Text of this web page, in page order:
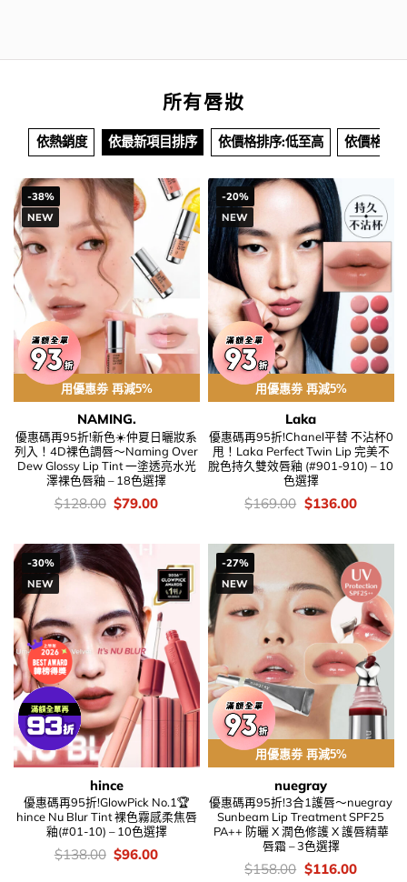
所有唇妝
依熱銷度 依最新項目排序 依價格排序:低至高 依價格排
-38%
NEW
用優惠劵 再減5%
NAMING.
優惠碼再95折!新色☀️仲夏日曬妝系
列入！4D裸色調唇～Naming Over
Dew Glossy Lip Tint 一塗透亮水光
澤裸色唇釉 – 18色選擇
價
錢：
$128.00 Original
price
$128.00.
$79.00Current
-20%
NEW
用優惠劵 再減5%
Laka
優惠碼再95折!Chanel平替 不沾杯0
甩！Laka Perfect Twin Lip 完美不
脫色持久雙效唇釉 (#901-910) – 10
色選擇
價
錢：
$169.00 Original
price
$169.00.
$136.00Current
-30%
NEW
hince
優惠碼再95折!GlowPick No.1🏆
hince Nu Blur Tint 裸色霧感柔焦唇
釉(#01-10) – 10色選擇
價
$138.00 Original
$96.00Current
-27%
NEW
用優惠劵 再減5%
nuegray
優惠碼再95折!3合1護唇～nuegray
Sunbeam Lip Treatment SPF25
PA++ 防曬 X 潤色修護 X 護唇精華
唇霜 – 3色選擇
價
$158.00 Original
$116.00Current